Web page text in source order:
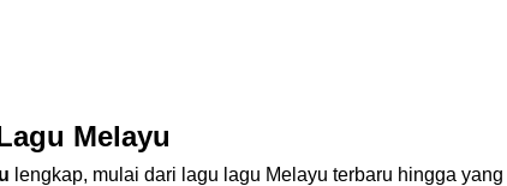
Melayu
lengkap, mulai dari lagu lagu Melayu terbaru hingga yang